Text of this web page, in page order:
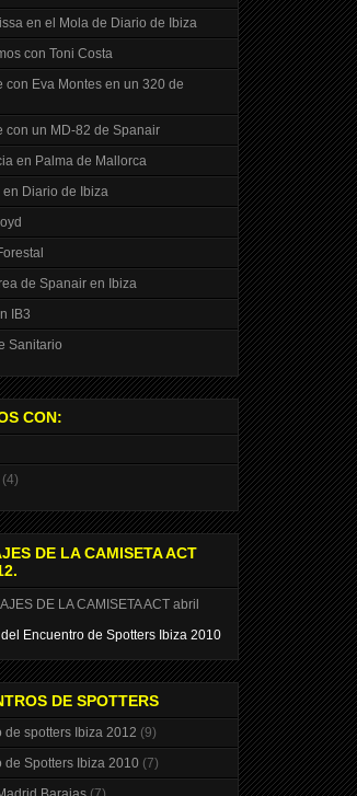
en el Mola de Diario de Ibiza
con Toni Costa
con Eva Montes en un 320 de
con un MD-82 de Spanair
en Palma de Mallorca
en Diario de Ibiza
de Spanair en Ibiza
IB3
Sanitario
CON:
(4)
DE LA CAMISETA ACT
Encuentro de Spotters Ibiza 2010
DE SPOTTERS
de spotters Ibiza 2012 (9)
de Spotters Ibiza 2010 (7)
Barajas (7)